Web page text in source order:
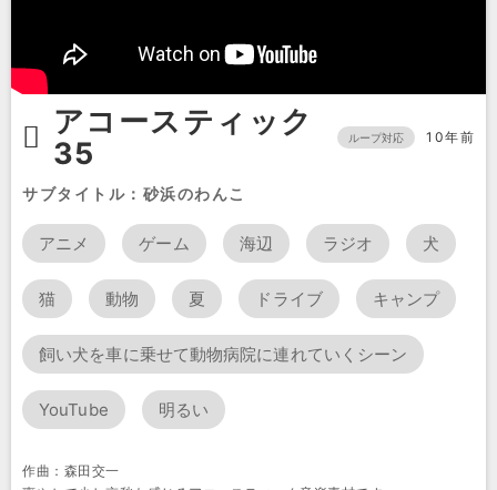
アコースティック
35
ループ対応 10年前
サブタイトル：砂浜のわんこ
アニメ ゲーム 海辺 ラジオ 犬
猫 動物 夏 ドライブ キャンプ
飼い犬を車に乗せて動物病院に連れていくシーン
YouTube 明るい
作曲：森田交一